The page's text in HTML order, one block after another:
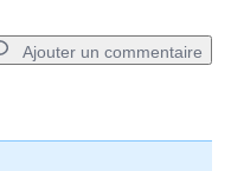
Ajouter un commentaire